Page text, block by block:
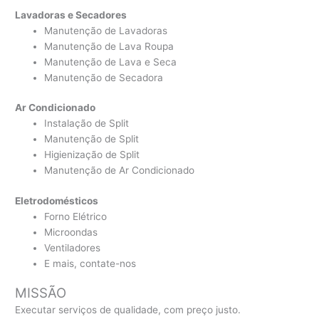
Lavadoras e Secadores
Manutenção de Lavadoras
Manutenção de Lava Roupa
Manutenção de Lava e Seca
Manutenção de Secadora
Ar Condicionado
Instalação de Split
Manutenção de Split
Higienização de Split
Manutenção de Ar Condicionado
Eletrodomésticos
Forno Elétrico
Microondas
Ventiladores
E mais, contate-nos
MISSÃO
Executar serviços de qualidade, com preço justo.